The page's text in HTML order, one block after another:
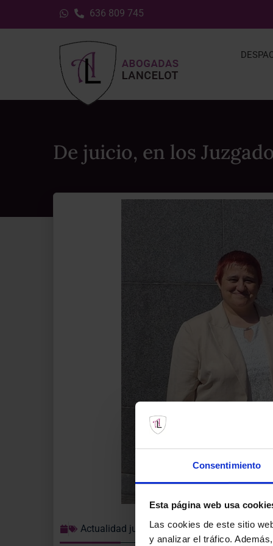
Consentimiento
Esta página web usa
Las cookies de este sitio
y analizar el tráfico.
636 809 745
De juicio, en los
Actualidad jurídica